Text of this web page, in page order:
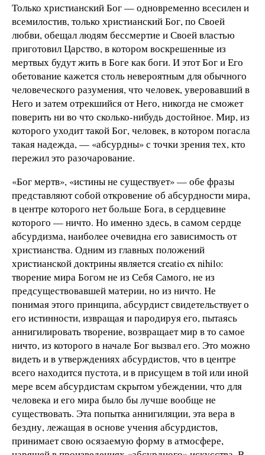
Только христианский Бог — одновременно всесилен и
всемилостив, только христианский Бог, по Своей
любви, обещал людям бессмертие и Своей властью
приготовил Царство, в котором воскрешенные из
мертвых будут жить в Боге как боги. И этот Бог и Его
обетование кажется столь невероятным для обычного
человеческого разумения, что человек, уверовавший в
Него и затем отрекшийся от Него, никогда не сможет
поверить ни во что сколько-нибудь достойное. Мир, из
которого уходит такой Бог, человек, в котором погасла
такая надежда, — «абсурдны» с точки зрения тех, кто
пережил это разочарование.
«Бог мертв», «истины не существует» — обе фразы
представляют собой откровение об абсурдности мира,
в центре которого нет больше Бога, в сердцевине
которого — ничто. Но именно здесь, в самом сердце
абсурдизма, наиболее очевидна его зависимость от
христианства. Одним из главных положений
христианской доктрины является creatio ex nihilo:
творение мира Богом не из Себя Самого, не из
предсуществовавшей материи, но из ничто. Не
понимая этого принципа, абсурдист свидетельствует о
его истинности, извращая и пародируя его, пытаясь
аннигилировать творение, возвращает мир в то самое
ничто, из которого в начале Бог вызвал его. Это можно
видеть и в утверждениях абсурдистов, что в центре
всего находится пустота, и в присущем в той или иной
мере всем абсурдистам скрытом убеждении, что для
человека и его мира было бы лучше вообще не
существовать. Эта попытка аннигиляции, эта вера в
бездну, лежащая в основе учения абсурдистов,
принимает свою осязаемую форму в атмосфере,